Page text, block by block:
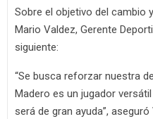
Sobre el objetivo del cambio
Mario Valdez, Gerente
siguiente:
“Se busca reforzar nuestra
Madero es un jugador
será de gran ayuda”, aseguró